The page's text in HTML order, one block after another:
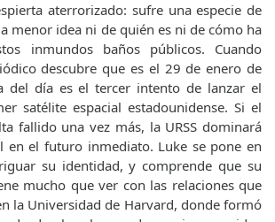
aterrorizado: sufre una especie de
menor idea ni de quién es ni de cómo ha
inmundos baños públicos. Cuando
descubre que es el 29 de enero de
del día es el tercer intento de lanzar el
satélite espacial estadounidense. Si el
fallido una vez más, la URSS dominará
en el futuro inmediato. Luke se pone en
su identidad, y comprende que su
mucho que ver con las relaciones que
la Universidad de Harvard, donde formó